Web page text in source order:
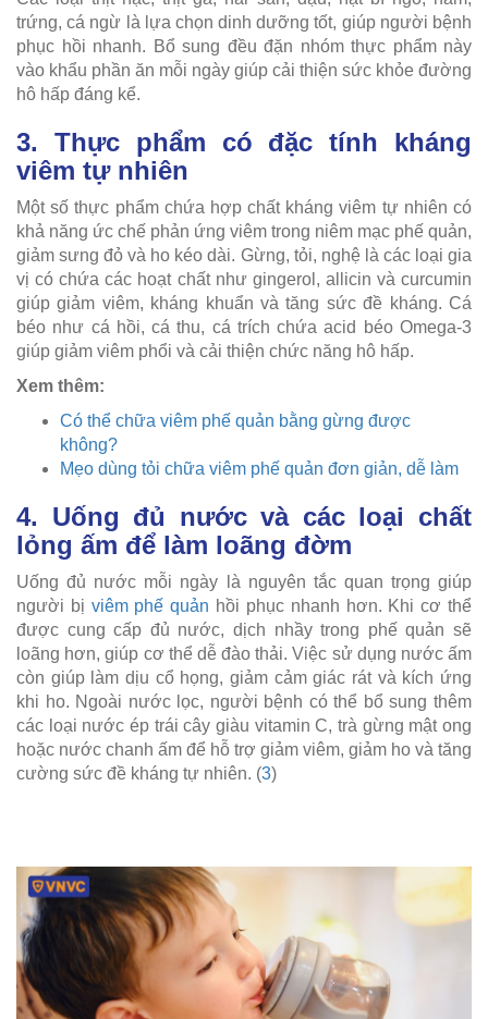
trứng, cá ngừ là lựa chọn dinh dưỡng tốt, giúp người bệnh
phục hồi nhanh. Bổ sung đều đặn nhóm thực phẩm này
vào khẩu phần ăn mỗi ngày giúp cải thiện sức khỏe đường
hô hấp đáng kể.
3. Thực phẩm có đặc tính kháng
viêm tự nhiên
Một số thực phẩm chứa hợp chất kháng viêm tự nhiên có
khả năng ức chế phản ứng viêm trong niêm mạc phế quản,
giảm sưng đỏ và ho kéo dài. Gừng, tỏi, nghệ là các loại gia
vị có chứa các hoạt chất như gingerol, allicin và curcumin
giúp giảm viêm, kháng khuẩn và tăng sức đề kháng. Cá
béo như cá hồi, cá thu, cá trích chứa acid béo Omega-3
giúp giảm viêm phổi và cải thiện chức năng hô hấp.
Xem thêm:
Có thể chữa viêm phế quản bằng gừng được
không?
Mẹo dùng tỏi chữa viêm phế quản đơn giản, dễ làm
4. Uống đủ nước và các loại chất
lỏng ấm để làm loãng đờm
Uống đủ nước mỗi ngày là nguyên tắc quan trọng giúp
người bị viêm phế quản hồi phục nhanh hơn. Khi cơ thể
được cung cấp đủ nước, dịch nhầy trong phế quản sẽ
loãng hơn, giúp cơ thể dễ đào thải. Việc sử dụng nước ấm
còn giúp làm dịu cổ họng, giảm cảm giác rát và kích ứng
khi ho. Ngoài nước lọc, người bệnh có thể bổ sung thêm
các loại nước ép trái cây giàu vitamin C, trà gừng mật ong
hoặc nước chanh ấm để hỗ trợ giảm viêm, giảm ho và tăng
cường sức đề kháng tự nhiên. (3)